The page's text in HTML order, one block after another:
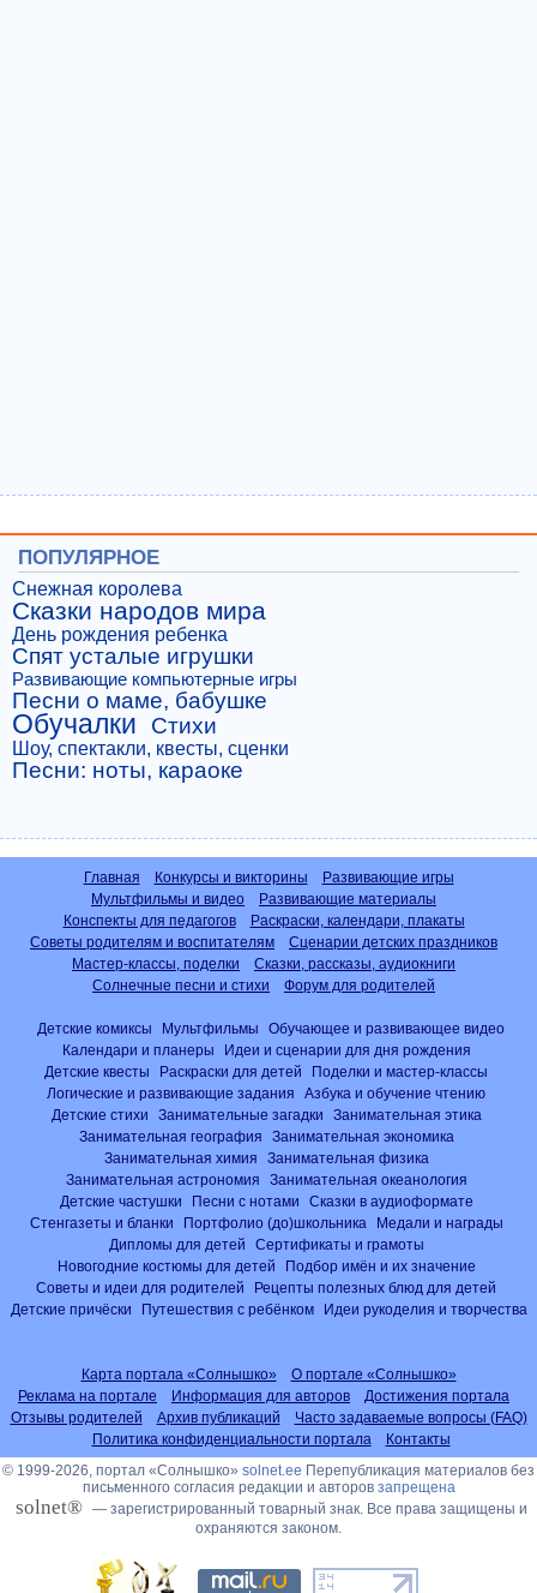
ПОПУЛЯРНОЕ
Снежная королева
Сказки народов мира
День рождения ребенка
Спят усталые игрушки
Развивающие компьютерные игры
Песни о маме, бабушке
Обучалки Стихи
Шоу, спектакли, квесты, сценки
Песни: ноты, караоке
Главная Конкурсы и викторины
Развивающие игры
Мультфильмы и видео
Развивающие материалы
Конспекты для педагогов
Раскраски, календари, плакаты
Советы родителям и воспитателям
Сценарии детских праздников
Мастер-классы, поделки
Сказки, рассказы, аудиокниги
Солнечные песни и стихи
Форум для родителей
Детские комиксы Мультфильмы
Обучающее и развивающее видео
Календари и планеры
Идеи и сценарии для дня рождения
Детские квесты
Раскраски для детей
Поделки и мастер-классы
Логические и развивающие задания
Азбука и обучение чтению
Детские стихи
Занимательные загадки
Занимательная этика
Занимательная география
Занимательная экономика
Занимательная химия
Занимательная физика
Занимательная астрономия
Занимательная океанология
Детские частушки
Песни с нотами
Сказки в аудиоформате
Стенгазеты и бланки
Портфолио (до)школьника
Медали и награды
Дипломы для детей
Сертификаты и грамоты
Новогодние костюмы для детей
Подбор имён и их значение
Советы и идеи для родителей
Рецепты полезных блюд для детей
Детские причёски
Путешествия с ребёнком Идеи рукоделия и творчества
Карта портала «Солнышко»
О портале «Солнышко»
Реклама на портале
Информация для авторов
Достижения портала
Отзывы родителей
Архив публикаций
Часто задаваемые вопросы (FAQ)
Политика конфиденциальности портала
Контакты
© 1999-2026, портал «Солнышко» solnet.ee Перепубликация материалов без
письменного согласия редакции и авторов запрещена
solnet® — зарегистрированный товарный знак. Все права защищены и
охраняются законом.